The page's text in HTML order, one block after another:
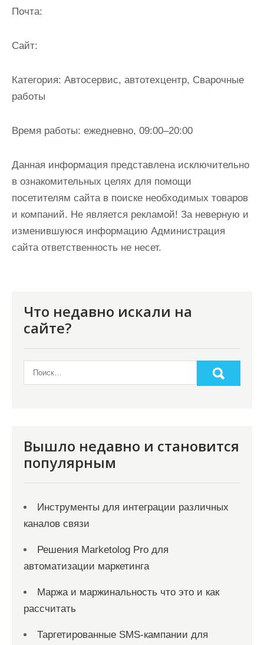
Почта:
Cайт:
Категория: Автосервис, автотехцентр, Сварочные
работы
Время работы: ежедневно, 09:00–20:00
Данная информация представлена исключительно
в ознакомительных целях для помощи
посетителям сайта в поиске необходимых товаров
и компаний. Не является рекламой! За неверную и
изменившуюся информацию Администрация
сайта ответственность не несет.
Что недавно искали на
сайте?
Вышло недавно и становится
популярным
Инструменты для интеграции различных
каналов связи
Решения Marketolog Pro для
автоматизации маркетинга
Маржа и маржинальность что это и как
рассчитать
Таргетированные SMS-кампании для